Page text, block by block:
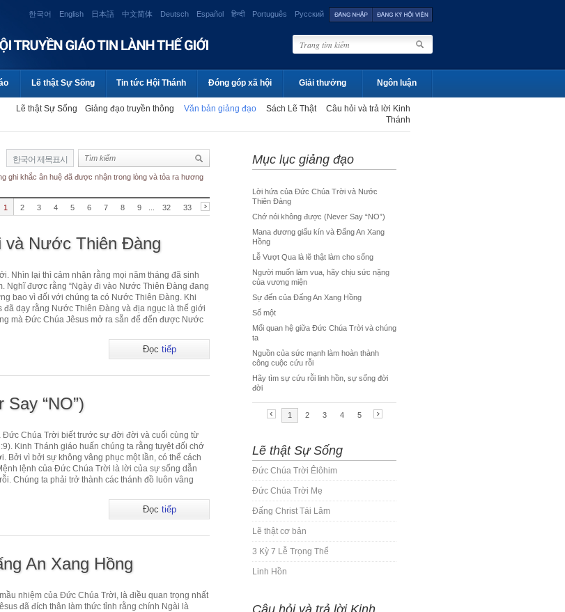
한국어 English 日本語 中文简体 Deutsch Español हिन्दी Português Русский
Lẽ thật Sự Sống Tin tức Hội Thánh Đóng góp xã hội Giải thưởng Ngôn luận
Lẽ thật Sự Sống Giảng đạo truyền thông Văn bản giảng đạo Sách Lẽ Thật
Câu hỏi và trả lời Kinh
Thánh
한국어 제목표시
ghi khắc ân huệ đã được nhận trong lòng và tỏa ra hương
1 2 3 4 5 6 7 8 9 32 33
Nước Thiên Đàng
Nhìn lại thì cảm nhận rằng mọi năm tháng đã sinh
Nghĩ được rằng “Ngày đi vào Nước Thiên Đàng đang
bao vì đối với chúng ta có Nước Thiên Đàng. Khi
dạy rằng Nước Thiên Đàng và địa ngục là thế giới
mà Đức Chúa Jêsus mở ra sẵn để đến được Nước
Đọc tiếp
“NO”)
Chúa Trời biết trước sự đời đời và cuối cùng từ
Kinh Thánh giáo huấn chúng ta rằng tuyệt đối chớ
Bởi vì bởi sự không vâng phục một lần, có thể cách
lệnh của Đức Chúa Trời là lời của sự sống dẫn
Chúng ta phải trở thành các thánh đồ luôn vâng
Đọc tiếp
An Xang Hồng
nhiệm của Đức Chúa Trời, là điều quan trọng nhất
đã đích thân làm thức tỉnh rằng chính Ngài là
Lẽ thật Sự Sống
Đức Chúa Trời Êlôhim
Đức Chúa Trời Mẹ
Đấng Christ Tái Lâm
Lẽ thật cơ bản
3 Kỳ 7 Lễ Trọng Thể
Linh Hồn